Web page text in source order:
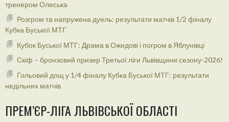
тренером Олеська
Розгром та напружена дуель: результати матчів 1/2 фіналу
Кубка Буської МТГ
Кубок Буської МТГ: Драма в Ожидові і погром в Яблунівці
Скіф – бронзовий призер Третьої ліги Львівщини сезону-2026!
Гольовий дощ у 1/4 фіналу Кубка Буської МТГ: результати
недільних матчів
ПРЕМ’ЄР-ЛІГА ЛЬВІВСЬКОЇ ОБЛАСТІ